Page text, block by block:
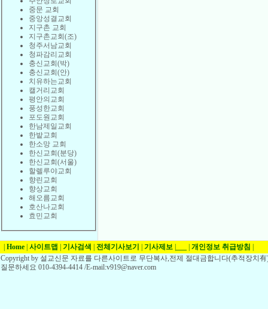
중문 교회
중앙성결교회
지구촌 교회
지구촌교회(조)
청주서남교회
청파감리교회
충신교회(박)
충신교회(안)
치유하는교회
캘거리교회
평안의교회
풍성한교회
포도원교회
한남제일교회
한밭교회
한소망 교회
한신교회(분당)
한신교회(서울)
할렐루야교회
향린교회
향상교회
해오름교회
호산나교회
효민교회
Home 사이트맵 기사검색 전체기사보기 기사제보 개인정보 취급방침
Copyright by 설교신문 자료를 다른사이트로 무단복사,전제 절대금합니다(추적장치
질문하세요 010-4394-4414 /E-mail:v919@naver.com